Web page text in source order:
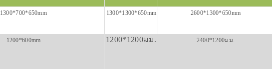
1300*700*650mm 1300*1300*650mm 2600*1300*650mm
1200*600mm 1200*1200มม. 2400*1200มม.